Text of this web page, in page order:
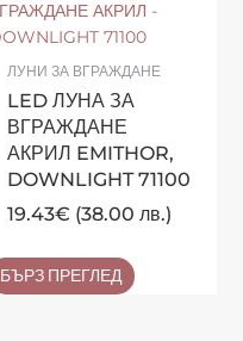
ЛУНИ ЗА ВГРАЖДАНЕ
LED ЛУНА ЗА
ВГРАЖДАНЕ
АКРИЛ EMITHOR,
DOWNLIGHT 71100
19.43€ (38.00 лв.)
БЪРЗ ПРЕГЛЕД